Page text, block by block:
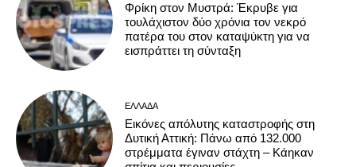
Φρίκη στον Μυστρά: Έκρυβε για
τουλάχιστον δύο χρόνια τον νεκρό
πατέρα του στον καταψύκτη για να
εισπράττει τη σύνταξη
ΕΛΛΆΔΑ
Εικόνες απόλυτης καταστροφής στη
Δυτική Αττική: Πάνω από 132.000
στρέμματα έγιναν στάχτη – Κάηκαν